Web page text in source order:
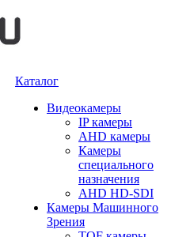
Каталог
Видеокамеры
IP камеры
AHD камеры
Камеры
специального
назначения
AHD HD-SDI
Камеры Машинного
Зрения